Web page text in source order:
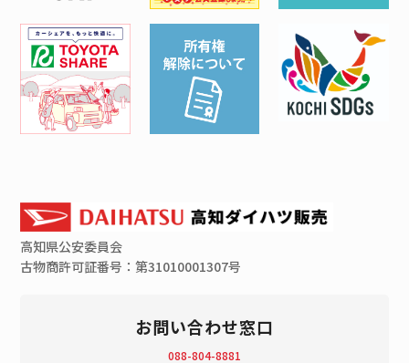
高知県公安委員会
古物商許可証番号：第31010001307号
お問い合わせ窓口
088-804-8881